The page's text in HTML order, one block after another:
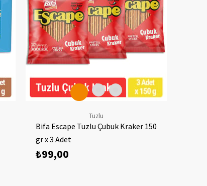
Tuzlu
Bifa Escape Tuzlu Çubuk Kraker 150
gr x 3 Adet
₺99,00